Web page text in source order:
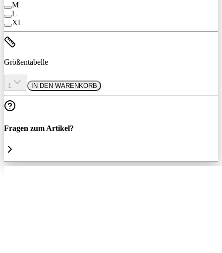
M
L
XL
Größentabelle
1 IN DEN WARENKORB
Fragen zum Artikel?